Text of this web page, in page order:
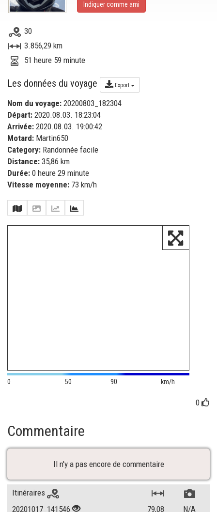
Indiquer comme ami
30
3.856,29 km
51 heure 59 minute
Les données du voyage Export
Nom du voyage: 20200803_182304
Départ: 2020.08.03. 18:23:04
Arrivée: 2020.08.03. 19:00:42
Motard: Martin650
Category: Randonnée facile
Distance: 35,86 km
Durée: 0 heure 29 minute
Vitesse moyenne: 73 km/h
0 50 90 km/h
0
Commentaire
Il n'y a pas encore de commentaire
Itinéraires
20201017_141546
79,08
N/A